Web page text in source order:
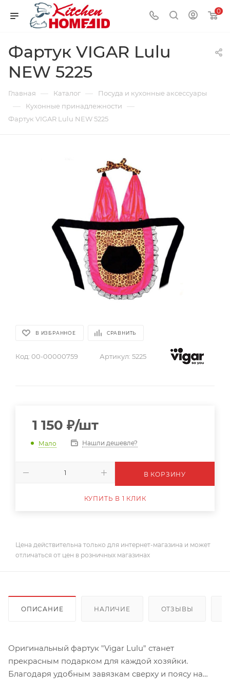
0
Фартук VIGAR Lulu
NEW 5225
Главная — Каталог — Посуда и кухонные аксессуары
— Кухонные принадлежности —
Фартук VIGAR Lulu NEW 5225
В ИЗБРАННОЕ СРАВНИТЬ
Код: 00-00000759 Артикул: 5225
1 150 ₽/шт
Мало Нашли дешевле?
В КОРЗИНУ
КУПИТЬ В 1 КЛИК
Цена действительна только для интернет-магазина и может
отличаться от цен в розничных магазинах
ОПИСАНИЕ НАЛИЧИЕ ОТЗЫВЫ
Оригинальный фартук "Vigar Lulu" станет
прекрасным подарком для каждой хозяйки.
Благодаря удобным завязкам сверху и поясу на